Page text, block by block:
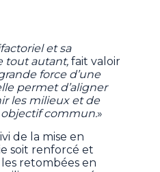
et sa
tout autant, fait valoir
force d’une
permet d’aligner
les milieux et de
commun.»
de la mise en
soit renforcé et
retombées en